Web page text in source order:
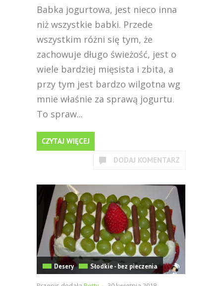
Babka jogurtowa, jest nieco inna
niż wszystkie babki. Przede
wszystkim różni się tym, że
zachowuje długo świeżość, jest o
wiele bardziej mięsista i zbita, a
przy tym jest bardzo wilgotna wg
mnie właśnie za sprawą jogurtu.
To spraw...
CZYTAJ WIĘCEJ
DODAJ KOMENTARZ
Desery Słodkie - bez pieczenia